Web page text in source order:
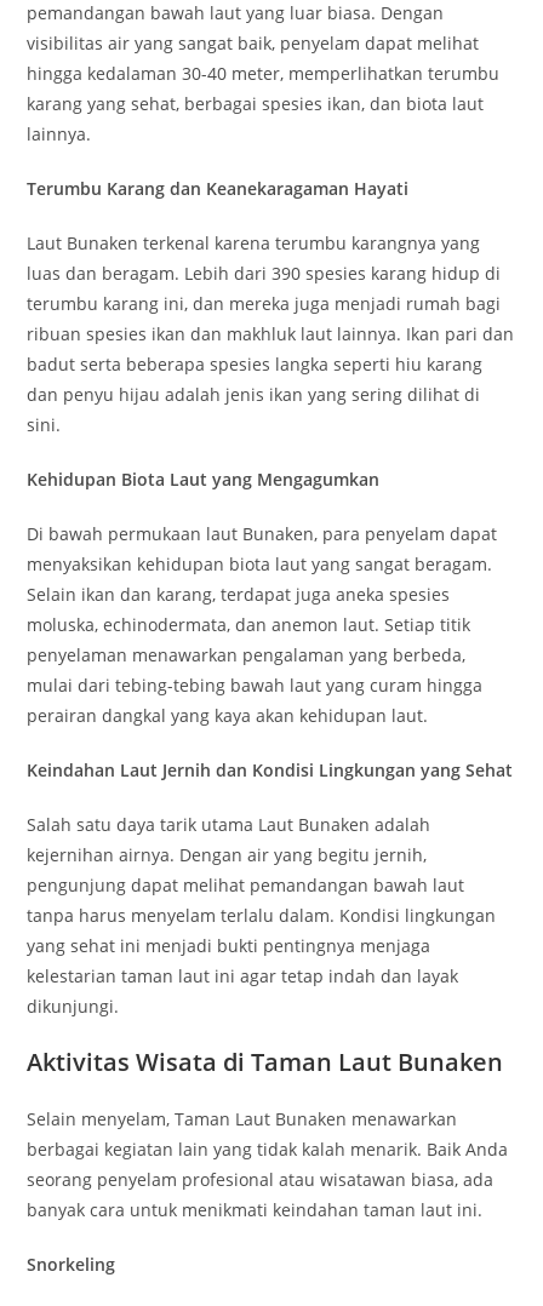
pemandangan bawah laut yang luar biasa. Dengan
visibilitas air yang sangat baik, penyelam dapat melihat
hingga kedalaman 30-40 meter, memperlihatkan terumbu
karang yang sehat, berbagai spesies ikan, dan biota laut
lainnya.
Terumbu Karang dan Keanekaragaman Hayati
Laut Bunaken terkenal karena terumbu karangnya yang
luas dan beragam. Lebih dari 390 spesies karang hidup di
terumbu karang ini, dan mereka juga menjadi rumah bagi
ribuan spesies ikan dan makhluk laut lainnya. Ikan pari dan
badut serta beberapa spesies langka seperti hiu karang
dan penyu hijau adalah jenis ikan yang sering dilihat di
sini.
Kehidupan Biota Laut yang Mengagumkan
Di bawah permukaan laut Bunaken, para penyelam dapat
menyaksikan kehidupan biota laut yang sangat beragam.
Selain ikan dan karang, terdapat juga aneka spesies
moluska, echinodermata, dan anemon laut. Setiap titik
penyelaman menawarkan pengalaman yang berbeda,
mulai dari tebing-tebing bawah laut yang curam hingga
perairan dangkal yang kaya akan kehidupan laut.
Keindahan Laut Jernih dan Kondisi Lingkungan yang Sehat
Salah satu daya tarik utama Laut Bunaken adalah
kejernihan airnya. Dengan air yang begitu jernih,
pengunjung dapat melihat pemandangan bawah laut
tanpa harus menyelam terlalu dalam. Kondisi lingkungan
yang sehat ini menjadi bukti pentingnya menjaga
kelestarian taman laut ini agar tetap indah dan layak
dikunjungi.
Aktivitas Wisata di Taman Laut Bunaken
Selain menyelam, Taman Laut Bunaken menawarkan
berbagai kegiatan lain yang tidak kalah menarik. Baik Anda
seorang penyelam profesional atau wisatawan biasa, ada
banyak cara untuk menikmati keindahan taman laut ini.
Snorkeling